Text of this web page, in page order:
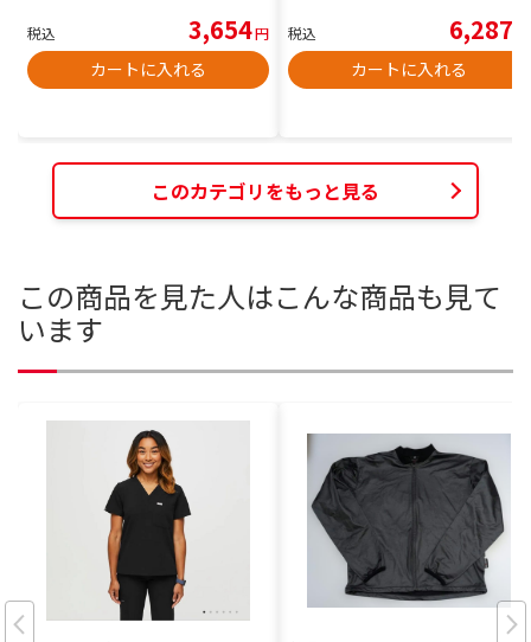
税込 3,654円
カートに入れる
税込 6,287
カートに入れる
このカテゴリをもっと見る
この商品を見た人はこんな商品も見て
います